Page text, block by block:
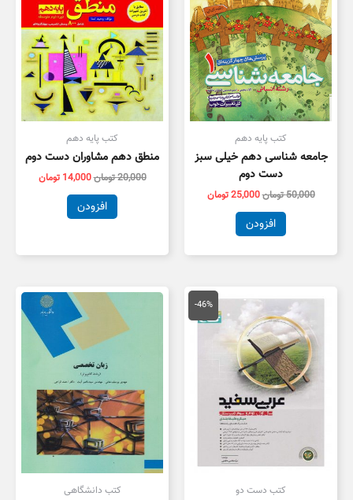
کتب پایه دهم
جامعه شناسی دهم خیلی سبز
دست دوم
50,000تومان25,000تومان
افزودن
کتب پایه دهم
منطق دهم مشاوران دست دوم
20,000تومان14,000 تومان
افزودن
-46%
کتب دست دو
اصلی
175,000 تومان
بود.
قیمت
فعلی
کتب دانشگاهی